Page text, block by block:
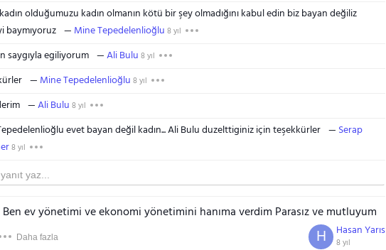
olduğumuzu kadın olmanın kötü bir şey olmadığını kabul edin biz bayan değiliz
baymıyoruz
Mine Tepedelenlioğlu 8 yıl
saygıyla egiliyorum Ali Bulu 8 yıl
Mine Tepedelenlioğlu 8 yıl
Ali Bulu 8 yıl
evet bayan değil kadın... Ali Bulu duzelttiginiz için teşekkürler
Serap
8 yıl
Ben ev yönetimi ve ekonomi yönetimini hanıma verdim Parasız ve mutluyum
Daha fazla Hasan Yarıs
8 yıl
H